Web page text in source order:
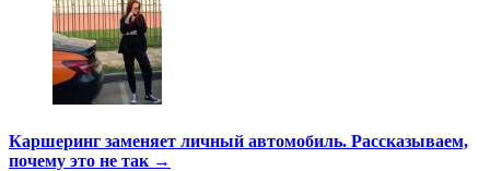
Каршеринг заменяет личный автомобиль. Рассказываем,
почему это не так →